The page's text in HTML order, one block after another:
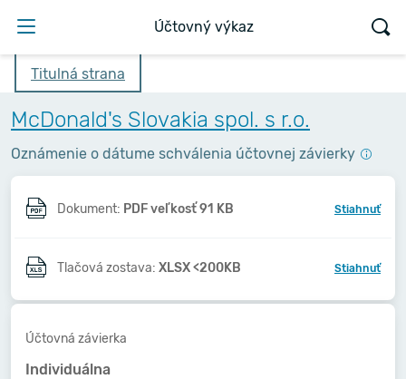
Účtovný výkaz
Titulná strana
McDonald's Slovakia spol. s r.o.
Oznámenie o dátume schválenia účtovnej závierky
Dokument: PDF veľkosť 91 KB Stiahnuť
Tlačová zostava: XLSX <200KB Stiahnuť
Účtovná závierka
Individuálna